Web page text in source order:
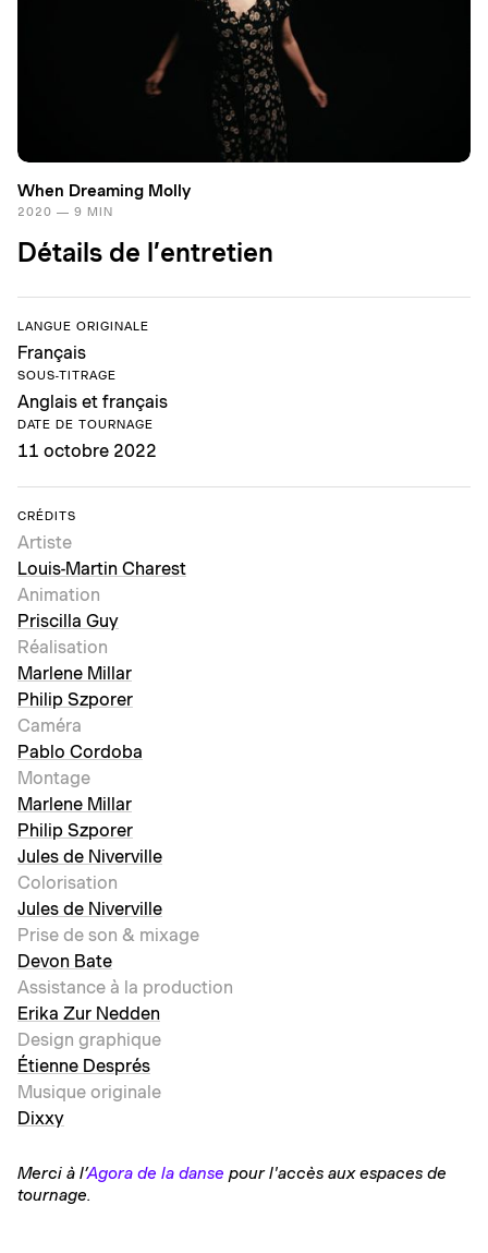
When Dreaming Molly
2020 — 9 MIN
Détails de l’entretien
LANGUE ORIGINALE
Français
SOUS-TITRAGE
Anglais et français
DATE DE TOURNAGE
11 octobre 2022
CRÉDITS
Artiste
Louis-Martin Charest
Animation
Priscilla Guy
Réalisation
Marlene Millar
Philip Szporer
Caméra
Pablo Cordoba
Montage
Marlene Millar
Philip Szporer
Jules de Niverville
Colorisation
Jules de Niverville
Prise de son & mixage
Devon Bate
Assistance à la production
Erika Zur Nedden
Design graphique
Étienne Després
Musique originale
Dixxy
Merci à l’Agora de la danse pour l'accès aux espaces de
tournage.